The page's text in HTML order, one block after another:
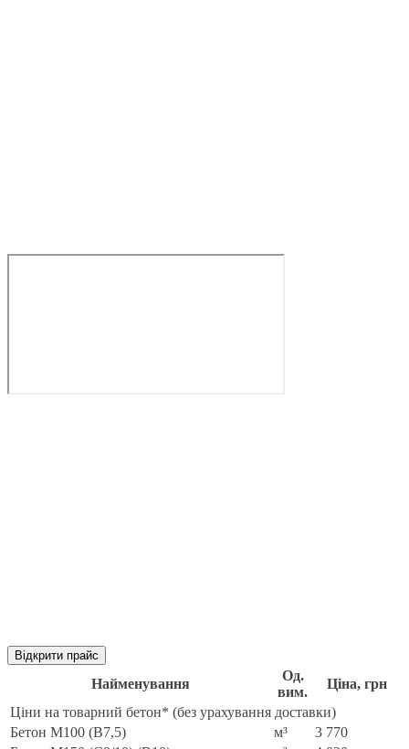
Відкрити прайс
Найменування
Од.
вим.
Ціна, грн
Ціни на товарний бетон* (без урахування доставки)
Бетон М100 (B7,5)
м³
3 770